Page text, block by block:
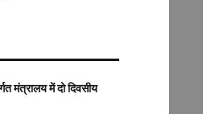
मंत्रालय में दो दिवसीय